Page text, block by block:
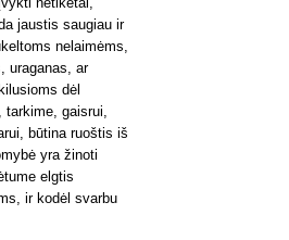
jaustis saugiau ir
nelaimėms,
uraganas, ar
dėl
gaisrui,
būtina ruoštis iš
yra žinoti
elgtis
ir kodėl svarbu